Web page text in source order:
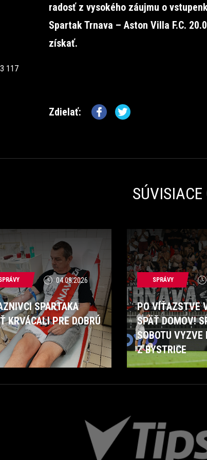
radosť z vysokého záujmu o
Spartak Trnava – Aston Villa F.C.
získať.
3 117
Zdielať:
04.08.2026
SPARTAKA
KRVÁCALI PRE DOBRÚ
SPRÁVY
PO VÍŤAZSTVE
SPÄŤ DOMOV!
SOBOTU VYZVE
Z BYSTRICE